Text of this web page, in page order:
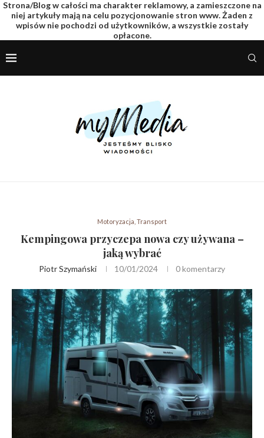
Strona/Blog w całości ma charakter reklamowy, a zamieszczone na
niej artykuły mają na celu pozycjonowanie stron www. Żaden z
wpisów nie pochodzi od użytkowników, a wszystkie zostały
opłacone.
Motoryzacja, Transport
Kempingowa przyczepa nowa czy używana –
jaką wybrać
Piotr Szymański 10/01/2024 0 komentarzy